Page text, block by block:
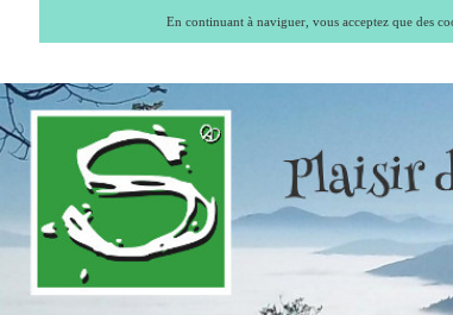
En continuant à naviguer, vous acceptez que des